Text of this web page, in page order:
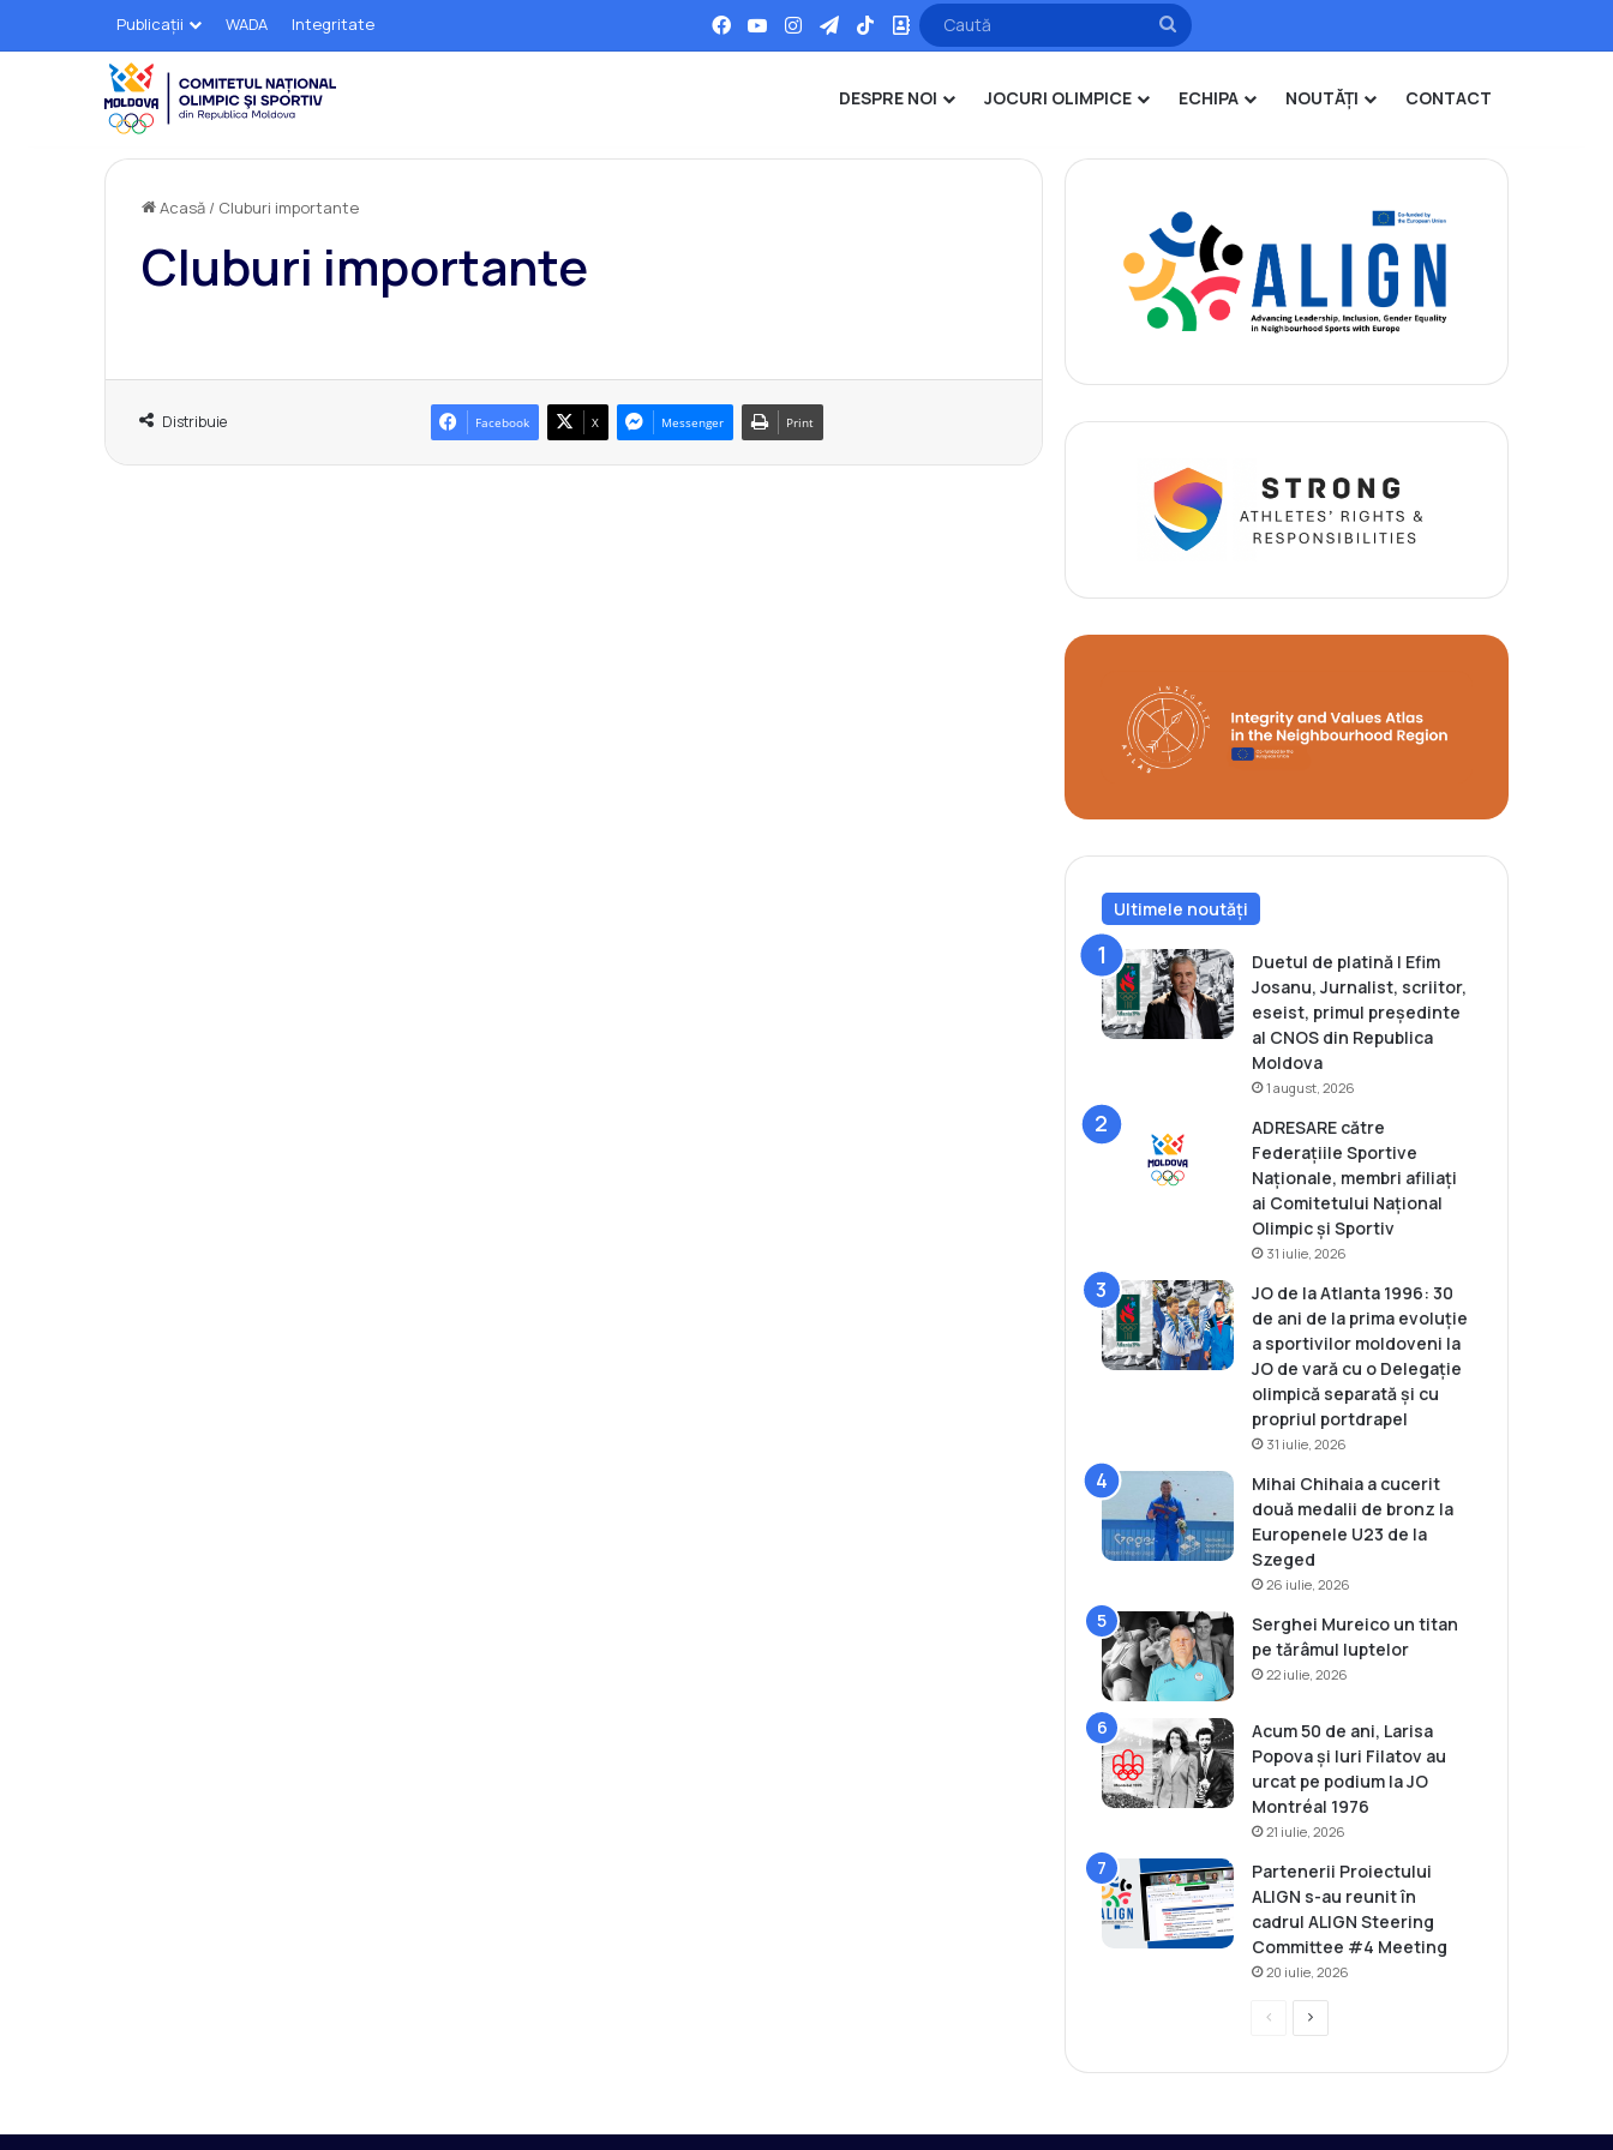
Publicații WADA Integritate FacebookYouTubeInstagramTelegram
TikTokOffice Caută
DESPRE NOI JOCURI OLIMPICE ECHIPA NOUTĂȚI CONTACT
Acasă / Cluburi importante
Cluburi importante
Distribuie Facebook X Messenger Print
Ultimele noutăți
Duetul de platină | Efim
Josanu, Jurnalist, scriitor,
eseist, primul președinte
al CNOS din Republica
Moldova
1 august, 2026
ADRESARE către
Federațiile Sportive
Naționale, membri afiliați
ai Comitetului Național
Olimpic și Sportiv
31 iulie, 2026
JO de la Atlanta 1996: 30
de ani de la prima evoluție
a sportivilor moldoveni la
JO de vară cu o Delegație
olimpică separată și cu
propriul portdrapel
31 iulie, 2026
Mihai Chihaia a cucerit
două medalii de bronz la
Europenele U23 de la
Szeged
26 iulie, 2026
Serghei Mureico un titan
pe tărâmul luptelor
22 iulie, 2026
Acum 50 de ani, Larisa
Popova și Iuri Filatov au
urcat pe podium la JO
Montréal 1976
21 iulie, 2026
Partenerii Proiectului
ALIGN s-au reunit în
cadrul ALIGN Steering
Committee #4 Meeting
20 iulie, 2026